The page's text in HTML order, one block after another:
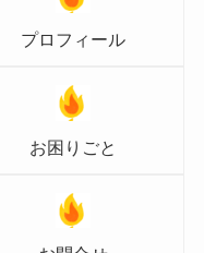
プロフィール
お困りごと